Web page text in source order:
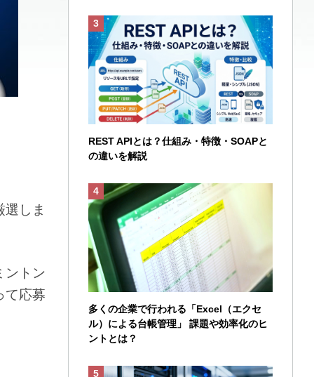
しま
ントン
て応募
REST APIとは？仕組み・特徴・SOAPと
の違いを解説
多くの企業で行われる「Excel（エクセ
ル）による台帳管理」 課題や効率化のヒ
ントとは？